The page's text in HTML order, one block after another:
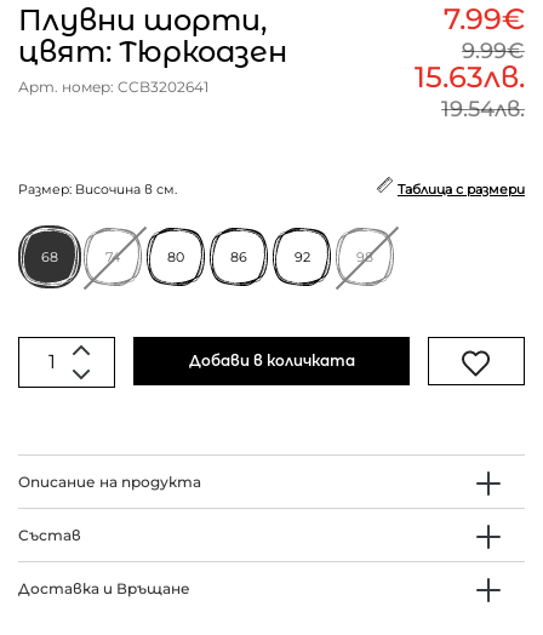
Плувни шорти,
цвят: Тюркоазен
Арт. номер: CCB3202641
7.99€
9.99€
15.63лв.
19.54лв.
Размер: Височина в см. Таблица с размери
68 74 80 86 92 98
Добави в количката
Описание на продукта
Състав
Доставка и Връщане